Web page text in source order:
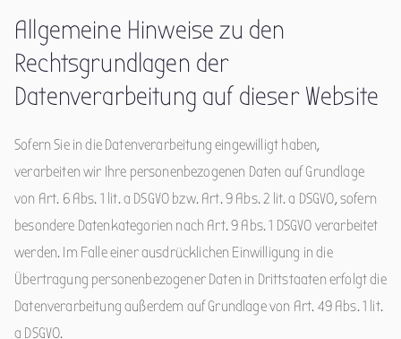
Allgemeine Hinweise zu den
Rechtsgrundlagen der
Datenverarbeitung auf dieser Website
Sofern Sie in die Datenverarbeitung eingewilligt haben,
verarbeiten wir Ihre personenbezogenen Daten auf Grundlage
von Art. 6 Abs. 1 lit. a DSGVO bzw. Art. 9 Abs. 2 lit. a DSGVO, sofern
besondere Datenkategorien nach Art. 9 Abs. 1 DSGVO verarbeitet
werden. Im Falle einer ausdrücklichen Einwilligung in die
Übertragung personenbezogener Daten in Drittstaaten erfolgt die
Datenverarbeitung außerdem auf Grundlage von Art. 49 Abs. 1 lit.
a DSGVO.